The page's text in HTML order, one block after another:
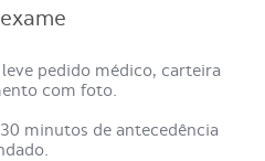
de
de
leve pedido médico, carteira
com foto.
minutos de antecedência